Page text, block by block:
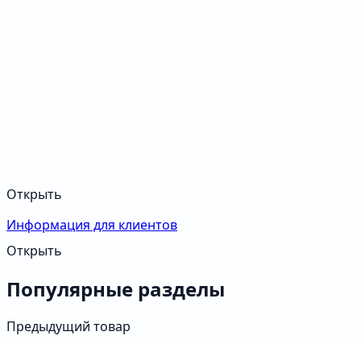
Открыть
Информация для клиентов
Открыть
Популярные разделы
Предыдущий товар